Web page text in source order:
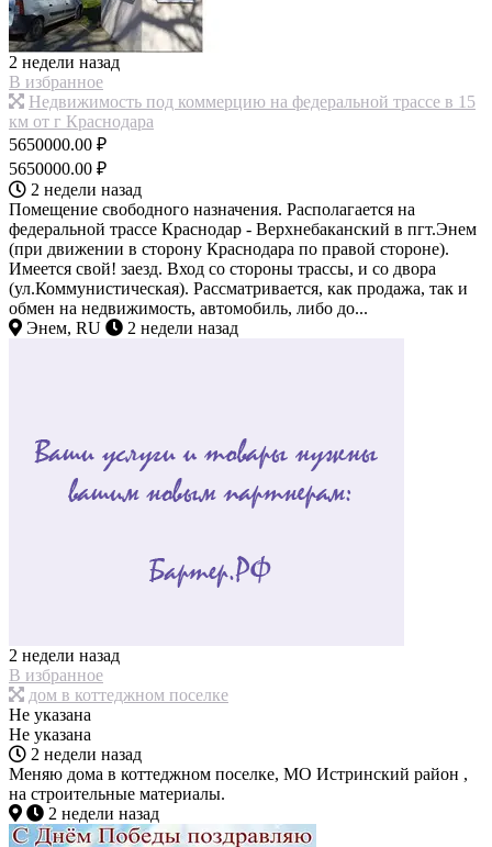
2 недели назад
В избранное
Недвижимость под коммерцию на федеральной трассе в 15
км от г Краснодара
5650000.00 ₽
5650000.00 ₽
2 недели назад
Помещение свободного назначения. Располагается на
федеральной трассе Краснодар - Верхнебаканский в пгт.Энем
(при движении в сторону Краснодара по правой стороне).
Имеется свой! заезд. Вход со стороны трассы, и со двора
(ул.Коммунистическая). Рассматривается, как продажа, так и
обмен на недвижимость, автомобиль, либо до...
Энем, RU
2 недели назад
2 недели назад
В избранное
дом в коттеджном поселке
Не указана
Не указана
2 недели назад
Меняю дома в коттеджном поселке, МО Истринский район ,
на строительные материалы.
2 недели назад